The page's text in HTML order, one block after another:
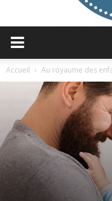
Accueil Au royaume des